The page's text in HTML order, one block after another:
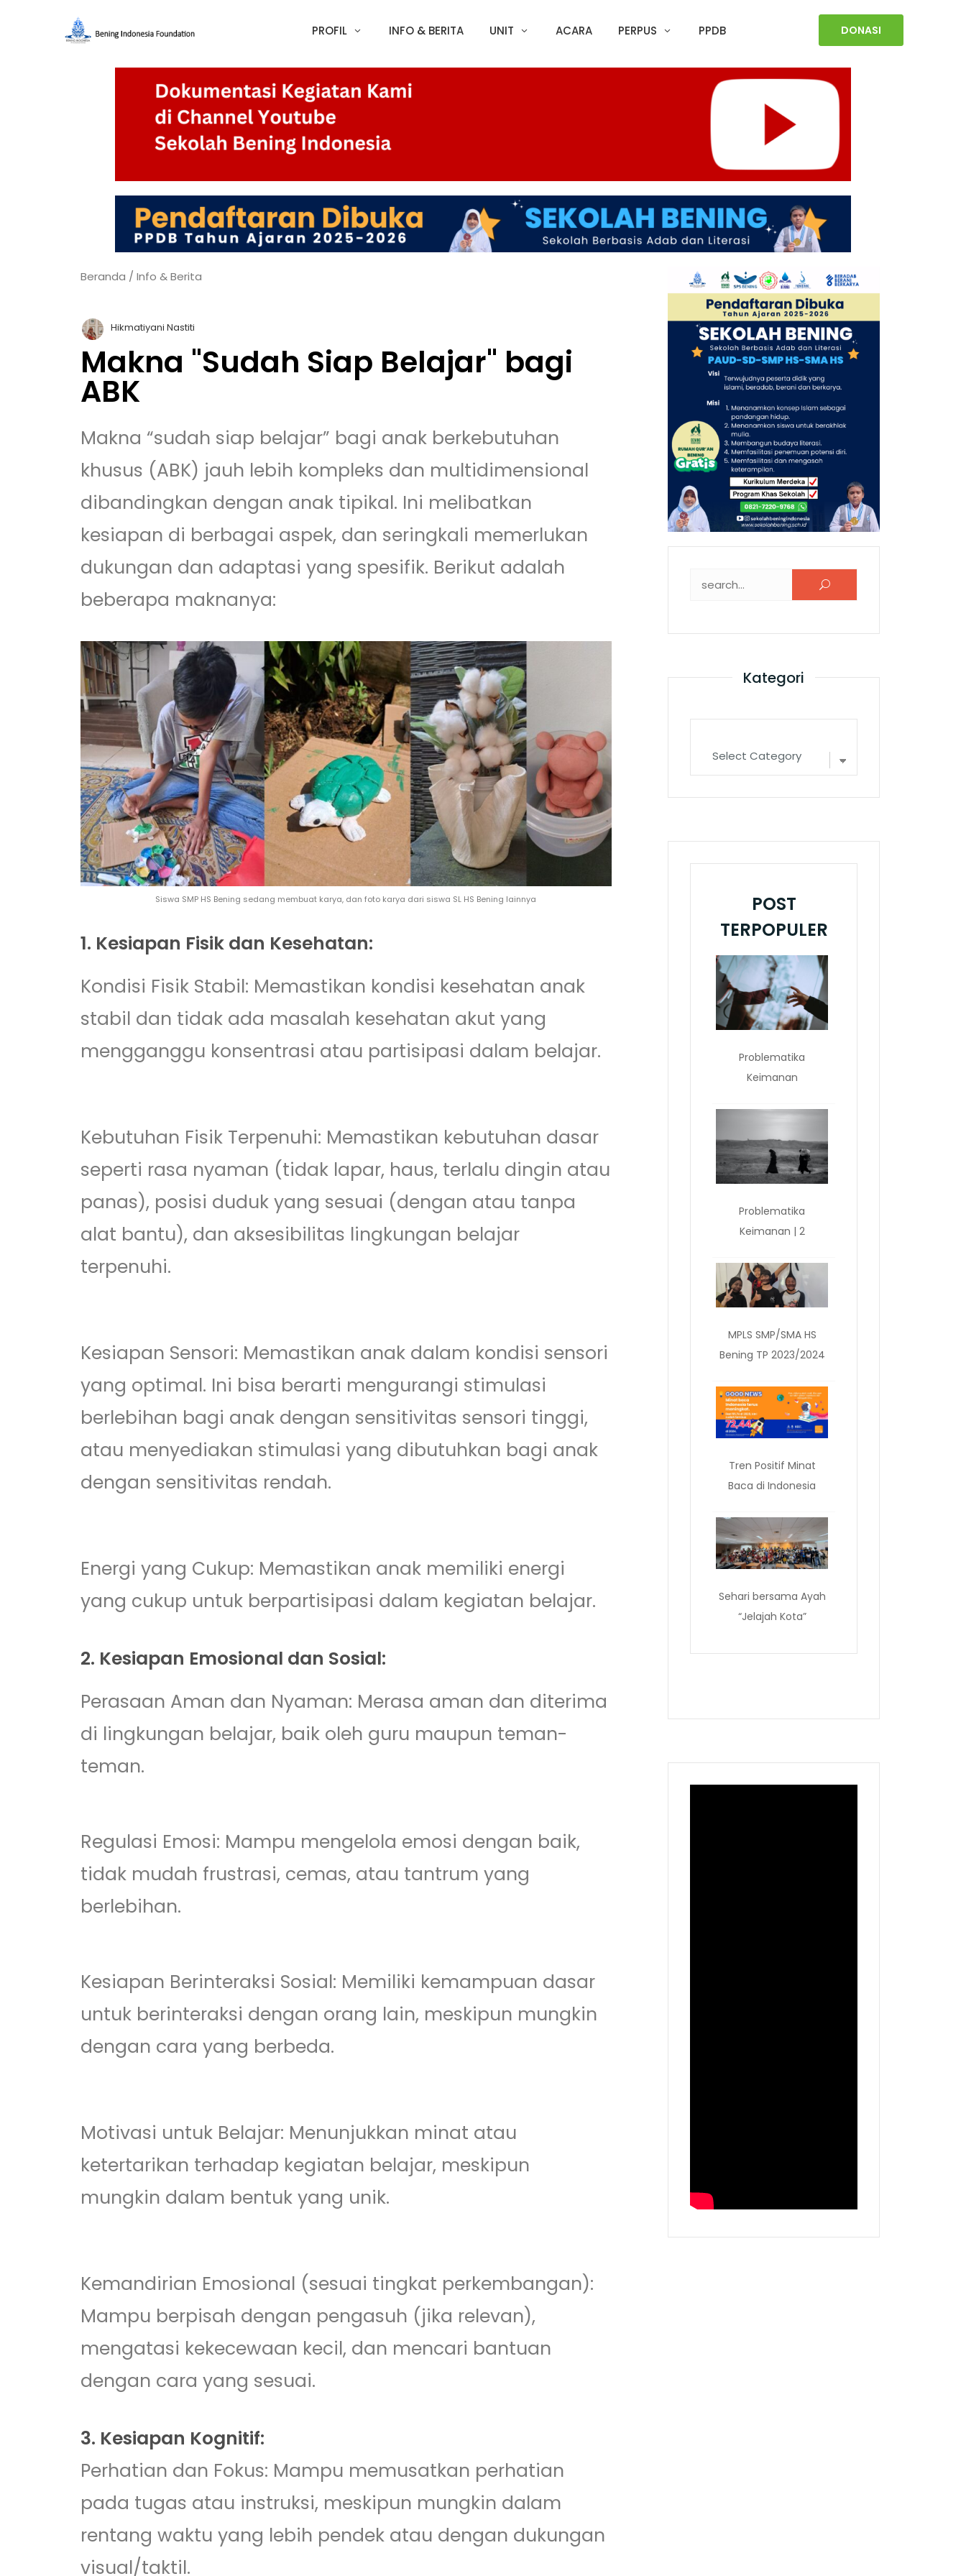
PROFIL INFO & BERITA UNIT ACARA PERPUS PPDB DONASI
Beranda / Info & Berita
Hikmatiyani Nastiti
Makna "Sudah Siap Belajar" bagi
ABK
Makna “sudah siap belajar” bagi anak berkebutuhan
khusus (ABK) jauh lebih kompleks dan multidimensional
dibandingkan dengan anak tipikal. Ini melibatkan
kesiapan di berbagai aspek, dan seringkali memerlukan
dukungan dan adaptasi yang spesifik. Berikut adalah
beberapa maknanya:
Siswa SMP HS Bening sedang membuat karya, dan foto karya dari siswa SL HS Bening lainnya
1. Kesiapan Fisik dan Kesehatan:
Kondisi Fisik Stabil: Memastikan kondisi kesehatan anak
stabil dan tidak ada masalah kesehatan akut yang
mengganggu konsentrasi atau partisipasi dalam belajar.
Kebutuhan Fisik Terpenuhi: Memastikan kebutuhan dasar
seperti rasa nyaman (tidak lapar, haus, terlalu dingin atau
panas), posisi duduk yang sesuai (dengan atau tanpa
alat bantu), dan aksesibilitas lingkungan belajar
terpenuhi.
Kesiapan Sensori: Memastikan anak dalam kondisi sensori
yang optimal. Ini bisa berarti mengurangi stimulasi
berlebihan bagi anak dengan sensitivitas sensori tinggi,
atau menyediakan stimulasi yang dibutuhkan bagi anak
dengan sensitivitas rendah.
Energi yang Cukup: Memastikan anak memiliki energi
yang cukup untuk berpartisipasi dalam kegiatan belajar.
2. Kesiapan Emosional dan Sosial:
Perasaan Aman dan Nyaman: Merasa aman dan diterima
di lingkungan belajar, baik oleh guru maupun teman-
teman.
Regulasi Emosi: Mampu mengelola emosi dengan baik,
tidak mudah frustrasi, cemas, atau tantrum yang
berlebihan.
Kesiapan Berinteraksi Sosial: Memiliki kemampuan dasar
untuk berinteraksi dengan orang lain, meskipun mungkin
dengan cara yang berbeda.
Motivasi untuk Belajar: Menunjukkan minat atau
ketertarikan terhadap kegiatan belajar, meskipun
mungkin dalam bentuk yang unik.
Kemandirian Emosional (sesuai tingkat perkembangan):
Mampu berpisah dengan pengasuh (jika relevan),
mengatasi kekecewaan kecil, dan mencari bantuan
dengan cara yang sesuai.
3. Kesiapan Kognitif:
Perhatian dan Fokus: Mampu memusatkan perhatian
pada tugas atau instruksi, meskipun mungkin dalam
rentang waktu yang lebih pendek atau dengan dukungan
visual/taktil.
Kategori
POST
TERPOPULER
Problematika
Keimanan
Problematika
Keimanan | 2
MPLS SMP/SMA HS
Bening TP 2023/2024
Tren Positif Minat
Baca di Indonesia
Sehari bersama Ayah
“Jelajah Kota”